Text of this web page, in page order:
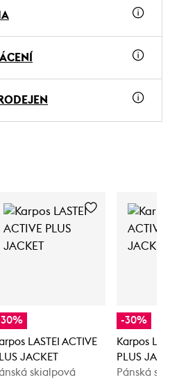
LASTEI ACTIVE
JACKET
skialpová
-30%
Karpos
PLUS
Pánská